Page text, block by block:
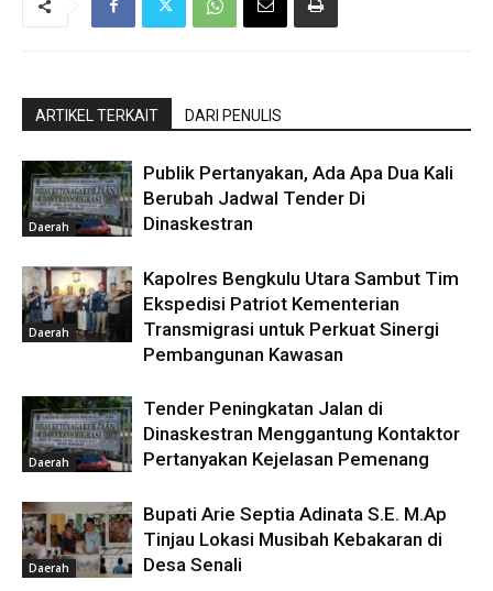
ARTIKEL TERKAIT DARI PENULIS
Daerah
Publik Pertanyakan, Ada Apa Dua Kali
Berubah Jadwal Tender Di
Dinaskestran
Daerah
Kapolres Bengkulu Utara Sambut Tim
Ekspedisi Patriot Kementerian
Transmigrasi untuk Perkuat Sinergi
Pembangunan Kawasan
Daerah
Tender Peningkatan Jalan di
Dinaskestran Menggantung Kontaktor
Pertanyakan Kejelasan Pemenang
Daerah
Bupati Arie Septia Adinata S.E. M.Ap
Tinjau Lokasi Musibah Kebakaran di
Desa Senali